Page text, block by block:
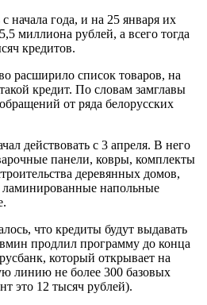
начала года, и на 25 января их
миллиона рублей, а всего тогда
кредитов.
расширило список товаров, на
кредит. По словам замглавы
от ряда белорусских
действовать с 3 апреля. В него
панели, ковры, комплекты
деревянных домов,
ламинированные напольные
что кредиты будут выдавать
продлил программу до конца
который открывает на
линию не более 300 базовых
это 12 тысяч рублей).